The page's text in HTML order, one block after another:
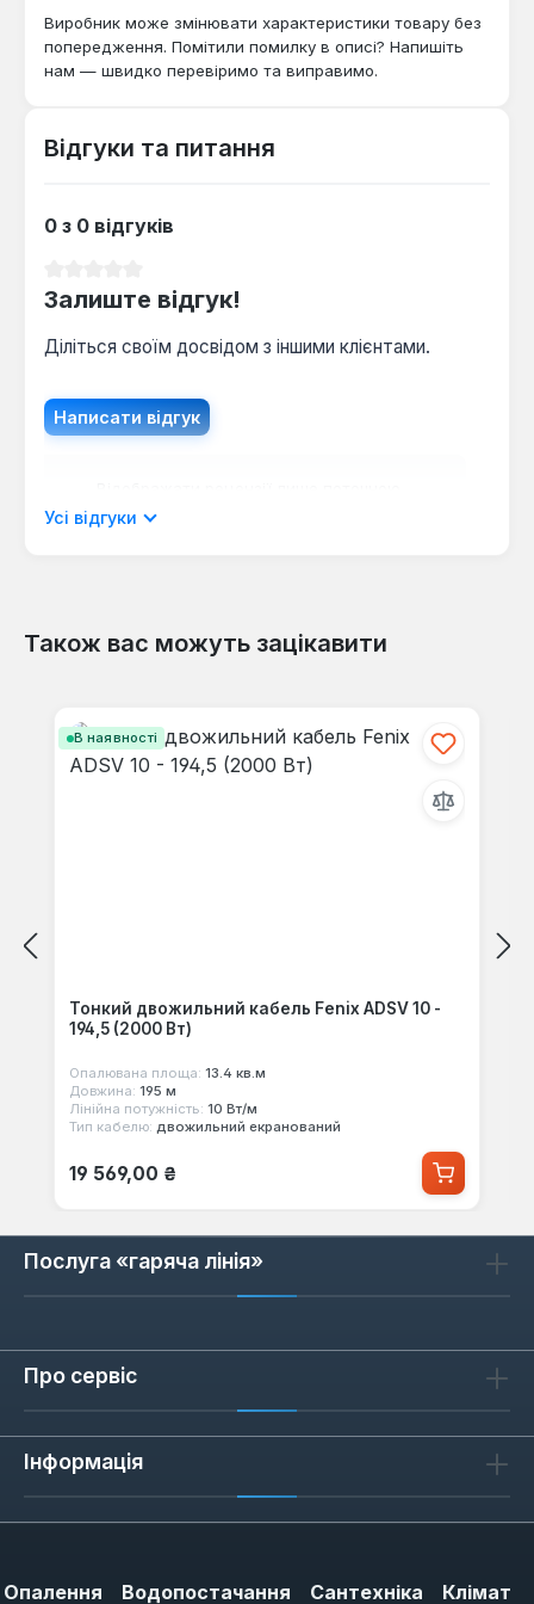
плитку в житлових та комерційних приміщеннях.
Його конструкція та характеристики
забезпечують ефективний та безпечний обігрів,
Виробник може змінювати характеристики товару без
попередження. Помітили помилку в описі? Напишіть
нам — швидко перевіримо та виправимо.
Відгуки та питання
0 з 0 відгуків
Залиште відгук!
Діліться своїм досвідом з іншими клієнтами.
Написати відгук
мовою.
Відгуків не знайдено. Поділіться
Усі відгуки
Також вас можуть зацікавити
В наявності
Тонкий двожильний кабель Fenix ADSV 10 -
194,5 (2000 Вт)
Опалювана площа: 13.4 кв.м
Довжина: 195 м
Лінійна потужність: 10 Вт/м
Тип кабелю: двожильний екранований
Звичайна ціна:
19 569,00 ₴
Послуга «гаряча лінія»
Про сервіс
Інформація
Опалення Водопостачання Сантехніка Клімат